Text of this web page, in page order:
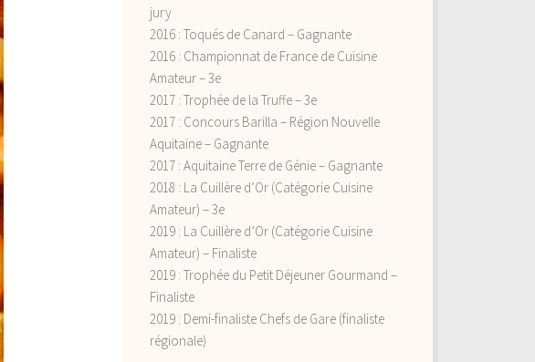
jury
2016 : Toqués de Canard – Gagnante
2016 : Championnat de France de Cuisine
Amateur – 3e
2017 : Trophée de la Truffe – 3e
2017 : Concours Barilla – Région Nouvelle
Aquitaine – Gagnante
2017 : Aquitaine Terre de Génie – Gagnante
2018 : La Cuillère d’Or (Catégorie Cuisine
Amateur) – 3e
2019 : La Cuillère d’Or (Catégorie Cuisine
Amateur) – Finaliste
2019 : Trophée du Petit Déjeuner Gourmand –
Finaliste
2019 : Demi-finaliste Chefs de Gare (finaliste
régionale)